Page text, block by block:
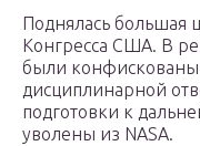
Поднялась большая
Конгресса США. В
были
дисциплинарной
подготовки к
уволены из NASA.